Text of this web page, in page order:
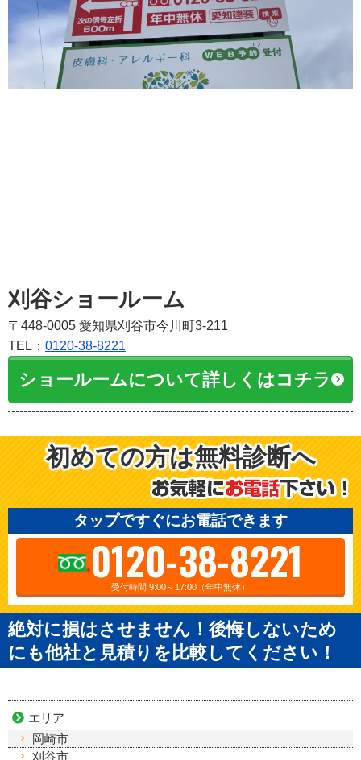
刈谷ショールーム
〒448-0005 愛知県刈谷市今川町3-211
TEL： 0120-38-8221
ショールームについて詳しくはコチラ
初めての方は無料診断へ
タップですぐにお電話できます
0120-38-8221
受付時間 9:00～17:00（年中無休）
絶対に損はさせません！後悔しないため
にも他社と見積りを比較してください！
エリア
岡崎市
刈谷市